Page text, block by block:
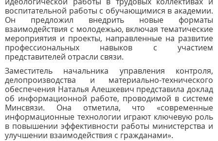
воспитательной работы с обучающимися в академии.
Он предложил внедрить новые форматы
взаимодействия с молодежью, включая тематические
мероприятия и проекты, направленные на развитие
профессиональных навыков с участием
представителей отрасли связи.
Заместитель начальника управления контроля,
делопроизводства и материально-технического
обеспечения Наталья Алешкевич представила доклад
об информационной работе, проводимой в системе
Минсвязи. Она отметила, что «современные
информационные технологии играют ключевую роль
в повышении эффективности работы министерства и
улучшении взаимодействия с гражданами».